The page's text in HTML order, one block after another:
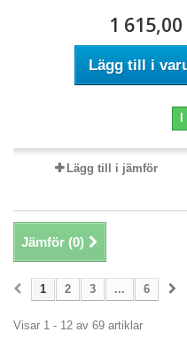
1
Lägg till i
Lägg till i jämför
Jämför (0)
1 2 3 ... 6
Visar 1 - 12 av 69 artiklar